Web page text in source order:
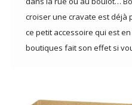
croiser une cravate est déjà
ce petit accessoire qui est
boutiques fait son effet si